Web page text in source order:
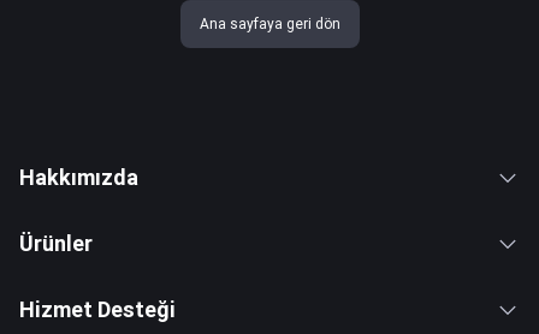
Ana sayfaya geri dön
Hakkımızda
Ürünler
Hizmet Desteği